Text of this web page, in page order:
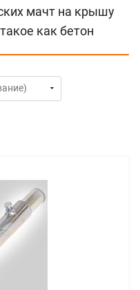
мачт на крышу
как бетон